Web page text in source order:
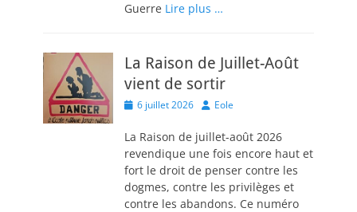
Guerre Lire plus …
La Raison de Juillet-Août
vient de sortir
Posted6 juillet 2026 Author
Eole
La Raison de juillet-août 2026
revendique une fois encore haut et
fort le droit de penser contre les
dogmes, contre les privilèges et
contre les abandons. Ce numéro